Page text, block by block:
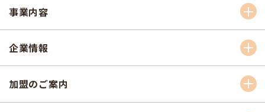
事業内容
企業情報
加盟のご案内